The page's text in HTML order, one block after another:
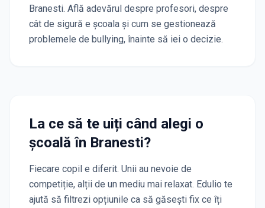
Branesti. Află adevărul despre profesori, despre
cât de sigură e școala și cum se gestionează
problemele de bullying, înainte să iei o decizie.
La ce să te uiți când alegi o
școalăîn Branesti?
Fiecare copil e diferit. Unii au nevoie de
competiție, alții de un mediu mai relaxat. Edulio te
ajută să filtrezi opțiunile ca să găsești fix ce îți